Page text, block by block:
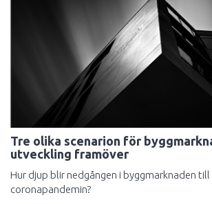
Tre olika scenarion för
utveckling framöver
Hur djup blir nedgången i byggmarknaden
coronapandemin?